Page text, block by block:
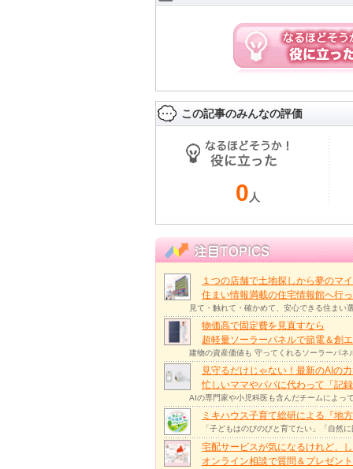
この記事のみんなの評価
0 人
１つの店舗で土地探しから夢のマ
住まい情報満載の住宅情報館へ行
見て・触れて・確かめて、安心できる住まい
物価高で固定費を見直すなら
超軽量ソーラーパネルで節電＆創
建物の資産価値も 守ってくれるソーラーパ
見守るだけじゃない！最新のAIの
忙しいママやパパに代わって「記
AIの専門家や小児科医も含んだチームによっ
ミキハウス子育て総研による『地
「子どもはのびのびと育てたい」「自然
宅配サービスが気になるけれど、
オンライン相談で質問＆プレゼン